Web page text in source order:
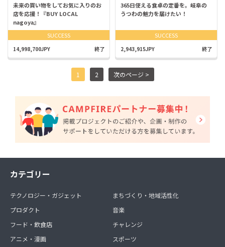
未来の買い物をしてお気に入りのお
店を応援！『BUY LOCAL
nagoya』
SUCCESS
14,998,700JPY 終了
365日使える食卓の定番を。岐阜の
うつわの魅力を届けたい！
SUCCESS
2,943,915JPY 終了
1 2 次のページ >
カテゴリー
テクノロジー・ガジェット
プロダクト
フード・飲食店
アニメ・漫画
まちづくり・地域活性化
音楽
チャレンジ
スポーツ